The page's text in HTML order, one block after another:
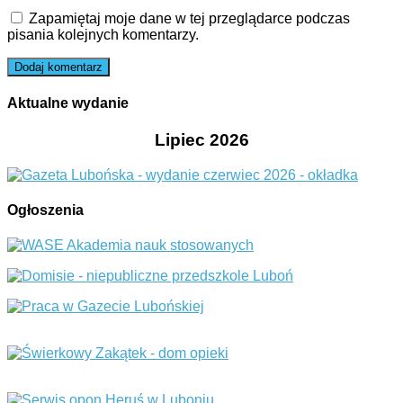
Zapamiętaj moje dane w tej przeglądarce podczas
pisania kolejnych komentarzy.
Aktualne wydanie
Lipiec 2026
Ogłoszenia